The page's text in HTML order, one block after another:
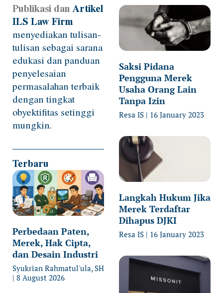
Publikasi danArtikel
ILS Law Firm
menyediakan tulisan-
tulisan sebagai sarana
edukasi dan panduan
penyelesaian
permasalahan terbaik
dengan tingkat
obyektifitas setinggi
mungkin.
Terbaru
Perbedaan Paten,
Merek, Hak Cipta,
dan Desain Industri
Syukrian Rahmatul'ula, SH
8 August 2026
Saksi Pidana
Pengguna Merek
Usaha Orang Lain
Tanpa Izin
Resa IS 16 January 2023
Langkah Hukum Jika
Merek Terdaftar
Dihapus DJKI
Resa IS 16 January 2023
PagePage